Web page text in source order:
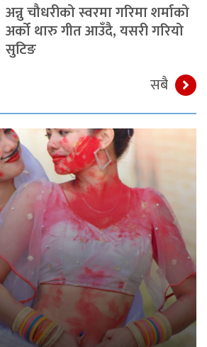
अन्नु चौधरीको स्वरमा गरिमा शर्माको
अर्को थारु गीत आउँदै, यसरी गरियो
सुटिङ
सबै